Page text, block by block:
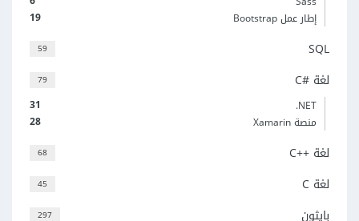
19
إطار عمل Bootstrap
59 SQL
79 لغة C#‎
31
‎.NET
28
منصة Xamarin
68 لغة C++‎
45 لغة C
297 بايثون